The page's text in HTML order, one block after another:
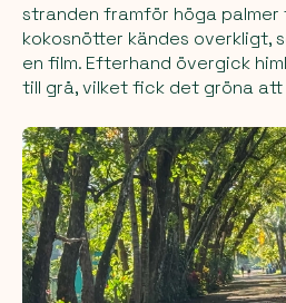
stranden framför höga palmer
kokosnötter kändes overkligt,
en film. Efterhand övergick
till grå, vilket fick det gröna